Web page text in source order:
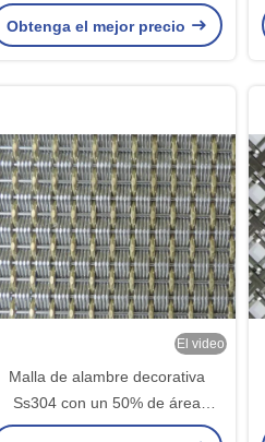
tamaño personalizado
Obtenga el mejor precio
El video
Malla de alambre decorativa
Ss304 con un 50% de área
abierta y un peso de 7 kg para